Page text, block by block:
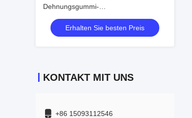
Dehnungsgummi-
Verbindungsflanschtyp
Erhalten Sie besten Preis
KONTAKT MIT UNS
+86 15093112546